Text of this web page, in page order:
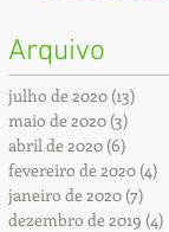
Arquivo
julho de 2020 (13)
maio de 2020 (3)
abril de 2020 (6)
fevereiro de 2020 (4)
janeiro de 2020 (7)
dezembro de 2019 (4)